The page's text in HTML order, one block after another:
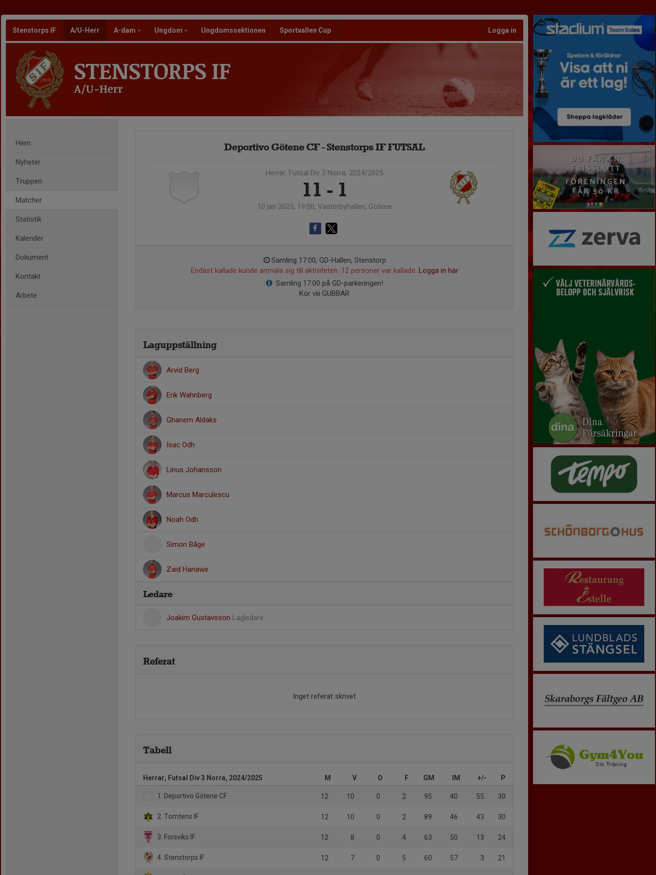
Stenstorps IF A/U-Herr A-dam Ungdom Ungdomssektionen Sportvallen Cup Logga in
STENSTORPS IF
A/U-Herr
Hem
Nyheter
Truppen
Matcher
Statistik
Kalender
Dokument
Kontakt
Arbete
Deportivo Götene CF - Stenstorps IF FUTSAL
Herrar, Futsal Div 3 Norra, 2024/2025
11 - 1
10 jan 2025, 19:00, Västerbyhallen, Götene
Samling 17:00, GD-Hallen, Stenstorp
Endast kallade kunde anmäla sig till aktiviteten. 12 personer var kallade. Logga in här
Samling 17:00 på GD-parkeringen!
Kör viii GUBBAR
Laguppställning
Arvid Berg
Erik Wahnberg
Ghanem Aldaks
Isac Odh
Linus Johansson
Marcus Marculescu
Noah Odh
Simon Båge
Zaid Hanawe
Ledare
Joakim Gustavsson Lagledare
Referat
Inget referat skrivet
Tabell
Herrar, Futsal Div 3 Norra, 2024/2025 M V O F GM IM +/- P
1. Deportivo Götene CF 12 10 0 2 95 40 55 30
2. Tomtens IF 12 10 0 2 89 46 43 30
3. Forsviks IF 12 8 0 4 63 50 13 24
4. Stenstorps IF 12 7 0 5 60 57 3 21